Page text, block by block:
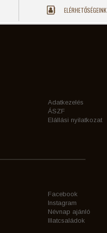
ELÉRHETŐSÉGEINK
Adatkezelés
ÁSZF
Elállási nyilatkozat
Facebook
Instagram
Névnap ajánló
Illatcsaládok